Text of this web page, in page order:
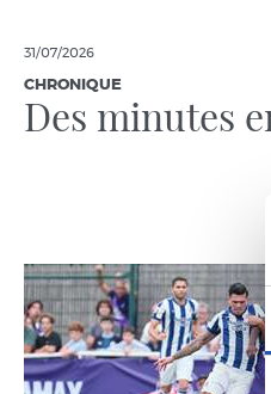
31/07/2026
CHRONIQUE
Des minutes